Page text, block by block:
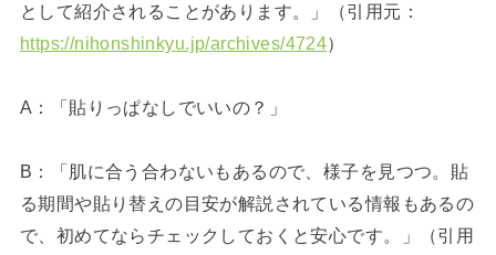
として紹介されることがあります。」（引用元：
https://nihonshinkyu.jp/archives/4724）
A：「貼りっぱなしでいいの？」
B：「肌に合う合わないもあるので、様子を見つつ。貼
る期間や貼り替えの目安が解説されている情報もあるの
で、初めてならチェックしておくと安心です。」（引用